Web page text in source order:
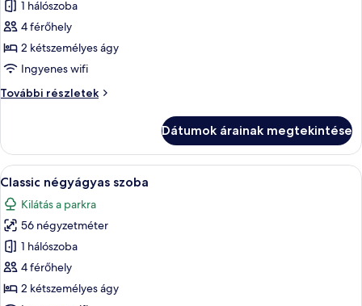
összes
képének
megtekintése:
Deluxe
két
1 hálószoba
4 férőhely
2 kétszemélyes ágy
Ingyenes wifi
További részletek
Deluxe
ággyal
további
részletei
Dátumok árainak megtekintése
A
következő
szoba
összes
képének
megtekintése:
Classic
Egy szállodai szoba, amelyben
14
Classic négyágyas szoba
Kilátás a parkra
56 négyzetméter
1 hálószoba
4 férőhely
2 kétszemélyes ágy